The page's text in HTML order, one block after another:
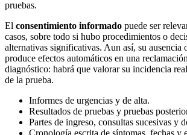
pruebas.
El consentimiento informado puede ser
casos, sobre todo si hubo procedimientos o
alternativas significativas. Aun así, su ausencia
produce efectos automáticos en una
diagnóstico: habrá que valorar su incidencia
de la prueba.
Informes de urgencias y de alta.
Resultados de pruebas y pruebas
Partes de ingreso, consultas sucesivas y
Cronología escrita de síntomas, fechas y